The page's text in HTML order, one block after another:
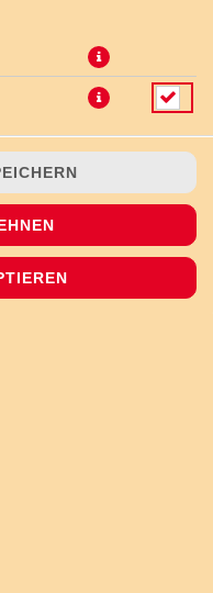
(Schwein),
überbacken